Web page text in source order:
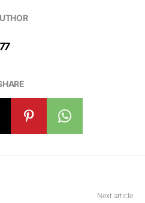
Next article